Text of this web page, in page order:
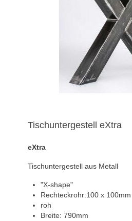
Tischuntergestell eXtra
eXtra
Tischuntergestell aus Metall
"X-shape"
Rechteckrohr:100 x 100mm
roh
Breite: 790mm